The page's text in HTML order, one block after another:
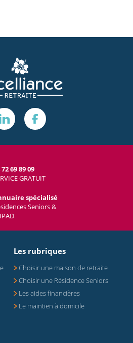
Les rubriques
Choisir une maison de retraite
Choisir une Résidence Seniors
Les aides financières
Le maintien à domicile
72 69 89 09
GRATUIT
spécialisé
Seniors &